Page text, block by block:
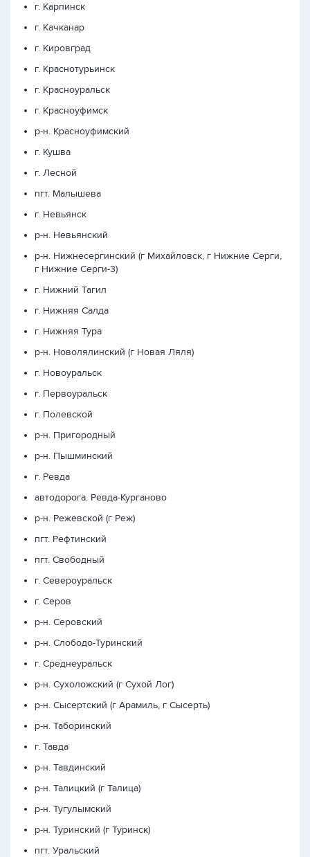
г. Карпинск
г. Качканар
г. Кировград
г. Краснотурьинск
г. Красноуральск
г. Красноуфимск
р-н. Красноуфимский
г. Кушва
г. Лесной
пгт. Малышева
г. Невьянск
р-н. Невьянский
р-н. Нижнесергинский (г Михайловск, г Нижние Серги,
г Нижние Серги-3)
г. Нижний Тагил
г. Нижняя Салда
г. Нижняя Тура
р-н. Новолялинский (г Новая Ляля)
г. Новоуральск
г. Первоуральск
г. Полевской
р-н. Пригородный
р-н. Пышминский
г. Ревда
автодорога. Ревда-Курганово
р-н. Режевской (г Реж)
пгт. Рефтинский
пгт. Свободный
г. Североуральск
г. Серов
р-н. Серовский
р-н. Слободо-Туринский
г. Среднеуральск
р-н. Сухоложский (г Сухой Лог)
р-н. Сысертский (г Арамиль, г Сысерть)
р-н. Таборинский
г. Тавда
р-н. Тавдинский
р-н. Талицкий (г Талица)
р-н. Тугулымский
р-н. Туринский (г Туринск)
пгт. Уральский